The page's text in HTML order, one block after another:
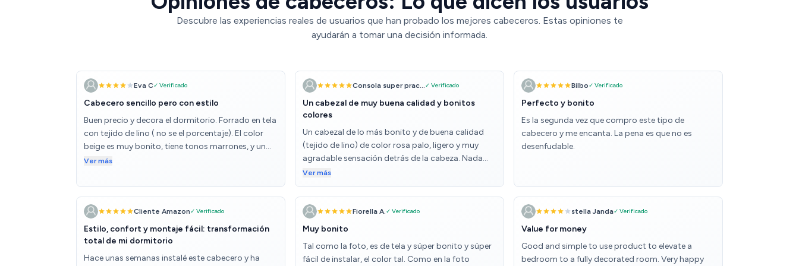
Descubre las experiencias reales de usuarios que han probado los mejores cabeceros. Estas opiniones te
ayudarán a tomar una decisión informada.
Eva C✓ Verificado
Cabecero sencillo pero con estilo
Buen precio y decora el dormitorio. Forrado en tela
con tejido de lino ( no se el porcentaje). El color
beige es muy bonito, tiene tonos marrones, y un
aspecto natural que lo embellece. El cabecero que
aspecto , no está igual de conseguido.
Ver más
Consola super prac...✓ Verificado
Un cabezal de muy buena calidad y bonitos
colores
Un cabezal de lo más bonito y de buena calidad
(tejido de lino) de color rosa palo, ligero y muy
agradable sensación detrás de la cabeza. Nada
más falta por un buen sostén y para un sueño muy
tranquilo. Además se posiciona fácilmente en la
pared y se agradece. 👌🏻👌🏻👌🏻👌🏻👌🏻
Ver más
Bilbo✓ Verificado
Perfecto y bonito
Es la segunda vez que compro este tipo de
cabecero y me encanta. La pena es que no es
desenfudable.
Cliente Amazon✓ Verificado
Estilo, confort y montaje fácil: transformación
total de mi dormitorio
Hace unas semanas instalé este cabecero y ha
Fiorella A.✓ Verificado
Muy bonito
Tal como la foto, es de tela y súper bonito y súper
fácil de instalar, el color tal. Como en la foto
stella Janda✓ Verificado
Value for money
Good and simple to use product to elevate a
bedroom to a fully decorated room. Very happy